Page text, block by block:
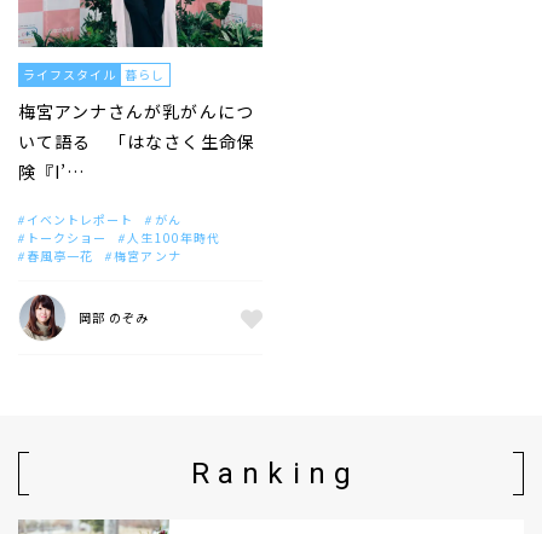
ライフスタイル 暮らし
梅宮アンナさんが乳がんにつ
いて語る 「はなさく生命保
険『I’…
イベントレポート
がん
トークショー
人生100年時代
春風亭一花
梅宮アンナ
岡部 のぞみ
Ranking